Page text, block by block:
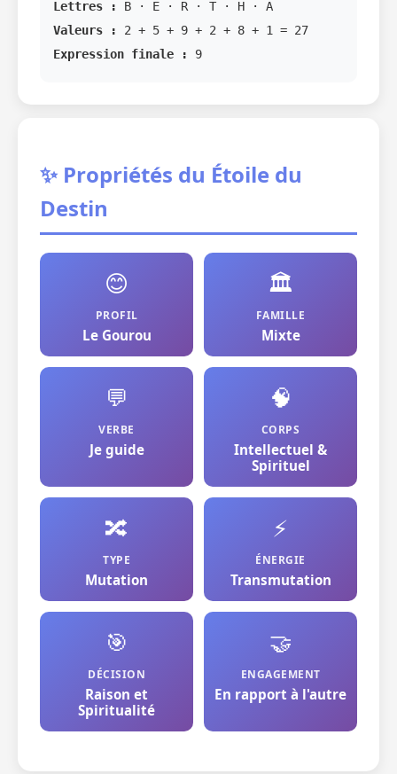
Lettres :
B · E · R · T · H · A
Valeurs :
2 + 5 + 9 + 2 + 8 + 1 = 27
Expression finale :
9
✨ Propriétés du Étoile du
Destin
😊
PROFIL
Le Gourou
🏛️
FAMILLE
Mixte
💬
VERBE
Je guide
🧠
CORPS
Intellectuel &
Spirituel
🔀
TYPE
Mutation
⚡
ÉNERGIE
Transmutation
🎯
DÉCISION
Raison et
Spiritualité
🤝
ENGAGEMENT
En rapport à l'autre